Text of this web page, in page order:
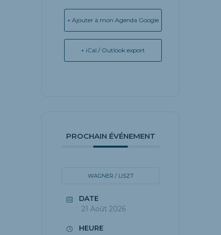
+ Ajouter à mon Agenda Google
+ iCal / Outlook export
PROCHAIN ÉVÉNEMENT
WAGNER / LISZT
DATE
21 Août 2026
HEURE